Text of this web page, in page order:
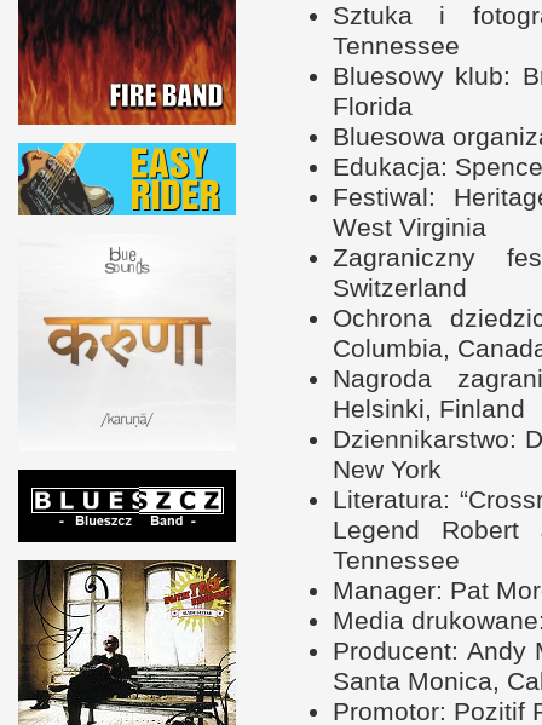
Sztuka i f
Tennessee
Bluesowy klub:
Florida
Bluesowa
Edukacja:
Festiwal:
West Virginia
Zagraniczny
Switzerland
Ochrona
Columbia,
Nagroda
Helsinki, Finland
Dziennikarstwo:
New York
Literatura:
Legend Robert
Tennessee
Manager: Pat
Media
Producent: Andy
Santa Monica,
Promotor: Pozitif